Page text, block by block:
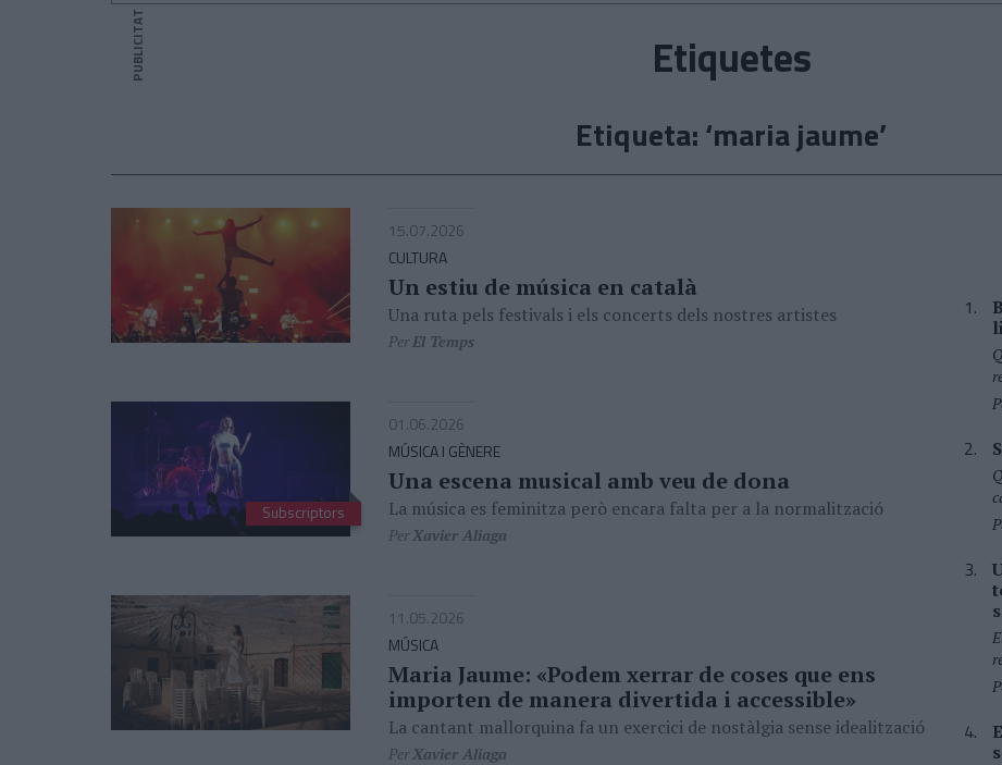
PUBLICITAT Etiquetes
Etiqueta: ‘maria jaume’
15.07.2026
CULTURA
Un estiu de música en català
Una ruta pels festivals i els concerts dels nostres artistes
PerEl Temps
Subscriptors
01.06.2026
MÚSICA I GÈNERE
Una escena musical amb veu de dona
La música es feminitza però encara falta per a la normalització
PerXavier Aliaga
11.05.2026
MÚSICA
Maria Jaume: «Podem xerrar de coses que ens
importen de manera divertida i accessible»
La cantant mallorquina fa un exercici de nostàlgia sense idealització
PerXavier Aliaga